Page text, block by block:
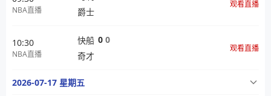
NBA直播
爵士
观看直播
10:30
NBA直播
快船
奇才
0 0
观看直播
2026-07-17 星期五